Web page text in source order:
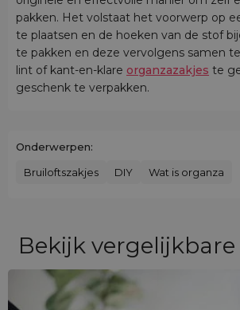
pakken. Het volstaat het voorwerp op
te plaatsen en de hoeken van de stof
te pakken en deze vervolgens samen
lint of kant-en-klare organzazakjes te
geschenk te verpakken.
Onderwerpen:
Bruiloftszakjes DIY Wat is organza
Bekijk